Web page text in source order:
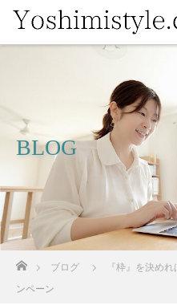
BLOG
ブログ 『枠』を決め
ンペーン